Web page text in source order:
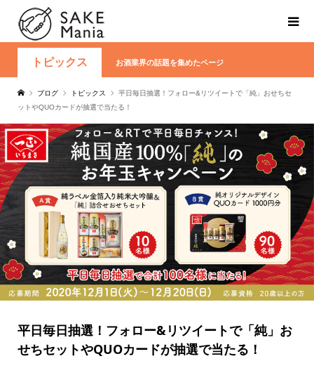
トピックス お酒業界の話題を集めたページ
ブログ トピックス
平日毎日抽選！フォロー&リツイートで「純」おせちセ
ットやQUOカードが抽選で当たる！
平日毎日抽選！フォロー&リツイートで「純」お
せちセットやQUOカードが抽選で当たる！